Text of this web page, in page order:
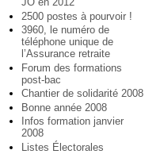
2500 postes à pourvoir !
3960, le numéro de
téléphone unique de
l’Assurance retraite
Forum des formations
post-bac
Chantier de solidarité 2008
Bonne année 2008
Infos formation janvier
2008
Listes Électorales